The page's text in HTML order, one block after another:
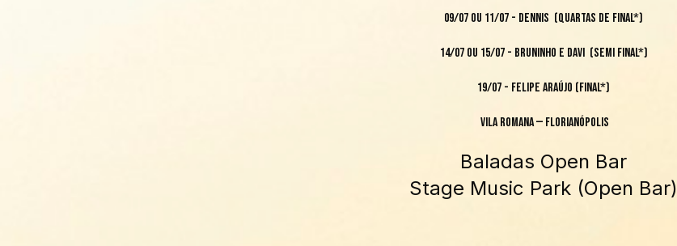
09/07 ou 11/07 - DENNIS (Quartas de Final*)
14/07 ou 15/07 - BRUNINHO E DAVI (Semi Final*)
19/07 - FELIPE ARAÚJO (Final*)
Vila Romana — Florianópolis
Baladas Open Bar
Stage Music Park (Open Bar)